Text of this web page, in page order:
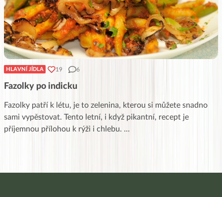
HLAVNÍ JÍDLA 19 6
Fazolky po indicku
Fazolky patří k létu, je to zelenina, kterou si můžete snadno
sami vypěstovat. Tento letní, i když pikantní, recept je
příjemnou přílohou k rýži i chlebu. ...